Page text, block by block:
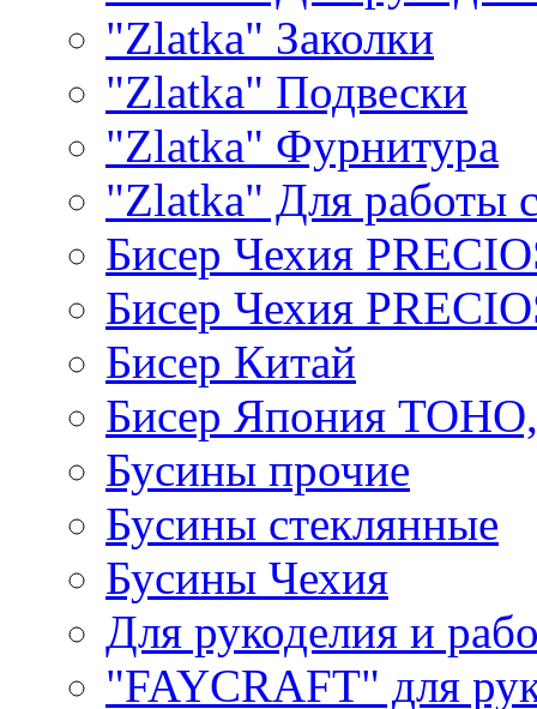
"Zlatka" Заколки
"Zlatka" Подвески
"Zlatka" Фурнитура
"Zlatka" Для работы
Бисер Чехия
Бисер Чехия
Бисер Китай
Бисер Япония
Бусины прочие
Бусины стеклянные
Бусины Чехия
Для рукоделия и
"FAYCRAFT" для